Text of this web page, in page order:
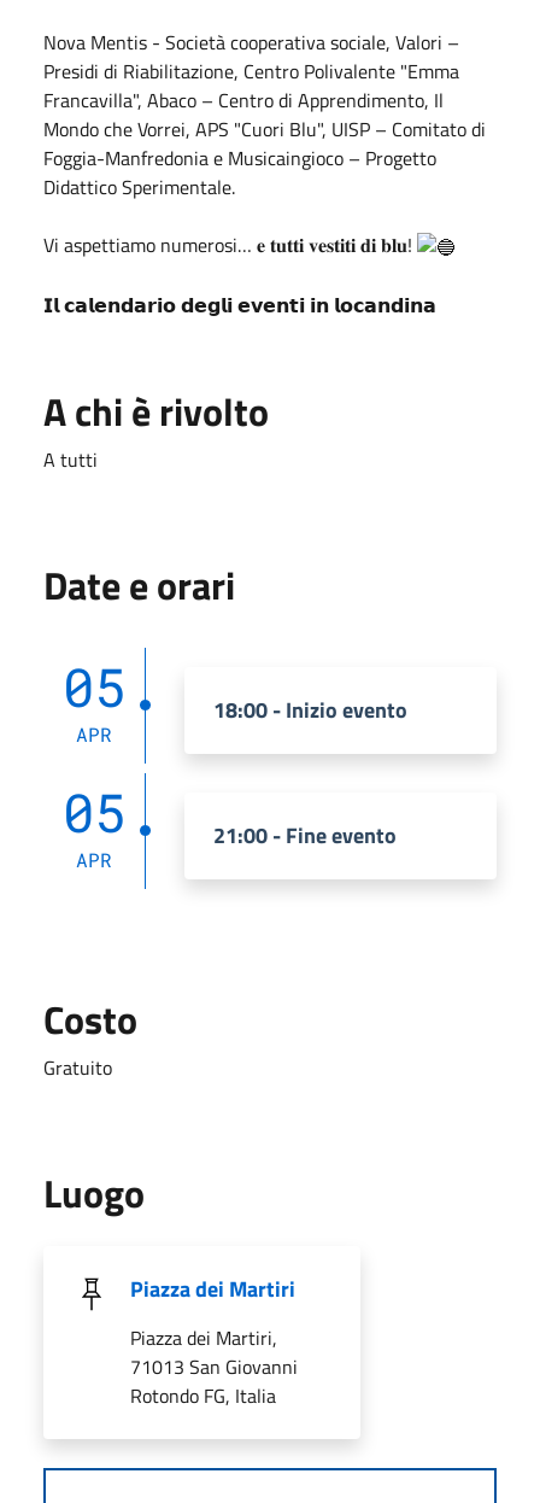
Nova Mentis - Società cooperativa sociale, Valori –
Presidi di Riabilitazione, Centro Polivalente "Emma
Francavilla", Abaco – Centro di Apprendimento, Il
Mondo che Vorrei, APS "Cuori Blu", UISP – Comitato di
Foggia-Manfredonia e Musicaingioco – Progetto
Didattico Sperimentale.
Vi aspettiamo numerosi… 𝐞 𝐭𝐮𝐭𝐭𝐢 𝐯𝐞𝐬𝐭𝐢𝐭𝐢 𝐝𝐢 𝐛𝐥𝐮!
𝗜𝗹 𝗰𝗮𝗹𝗲𝗻𝗱𝗮𝗿𝗶𝗼 𝗱𝗲𝗴𝗹𝗶 𝗲𝘃𝗲𝗻𝘁𝗶 𝗶𝗻 𝗹𝗼𝗰𝗮𝗻𝗱𝗶𝗻𝗮
A chi è rivolto
A tutti
Date e orari
05
APR
18:00 - Inizio evento
05
APR
21:00 - Fine evento
Costo
Gratuito
Luogo
Piazza dei Martiri
Piazza dei Martiri,
71013 San Giovanni
Rotondo FG, Italia